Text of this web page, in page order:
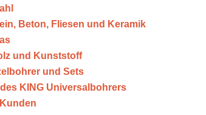
Beton, Fliesen und Keramik
und Kunststoff
und Sets
KING Universalbohrers